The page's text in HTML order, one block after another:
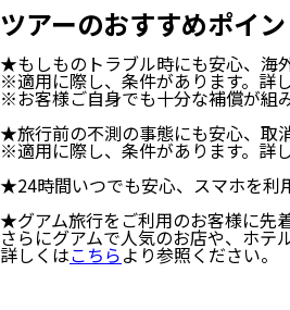
ツアーのおすすめポイ
★もしものトラブル時にも安心、海
※適用に際し、条件があります。詳
※お客様ご自身でも十分な補償が組
★旅行前の不測の事態にも安心、取
※適用に際し、条件があります。詳
★24時間いつでも安心、スマホを利
★グアム旅行をご利用のお客様に先
さらにグアムで⼈気のお店や、ホテ
詳しくはこちらより参照ください。